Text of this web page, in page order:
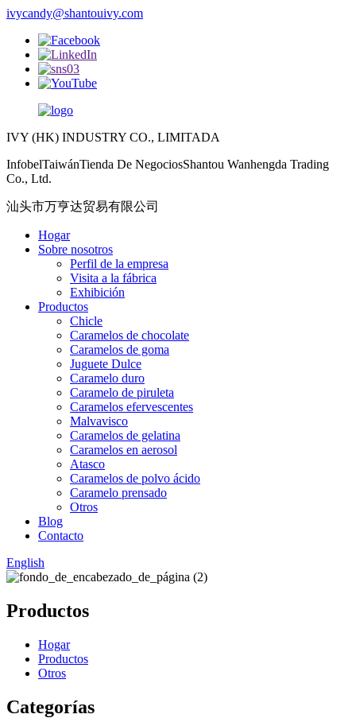
ivycandy@shantouivy.com
IVY (HK) INDUSTRY CO., LIMITADA
InfobelTaiwánTienda De NegociosShantou Wanhengda Trading
Co., Ltd.
汕头市万亨达贸易有限公司
Hogar
Sobre nosotros
Perfil de la empresa
Visita a la fábrica
Exhibición
Productos
Chicle
Caramelos de chocolate
Caramelos de goma
Juguete Dulce
Caramelo duro
Caramelo de piruleta
Caramelos efervescentes
Malvavisco
Caramelos de gelatina
Caramelos en aerosol
Atasco
Caramelos de polvo ácido
Caramelo prensado
Otros
Blog
Contacto
English
Productos
Hogar
Productos
Otros
Categorías